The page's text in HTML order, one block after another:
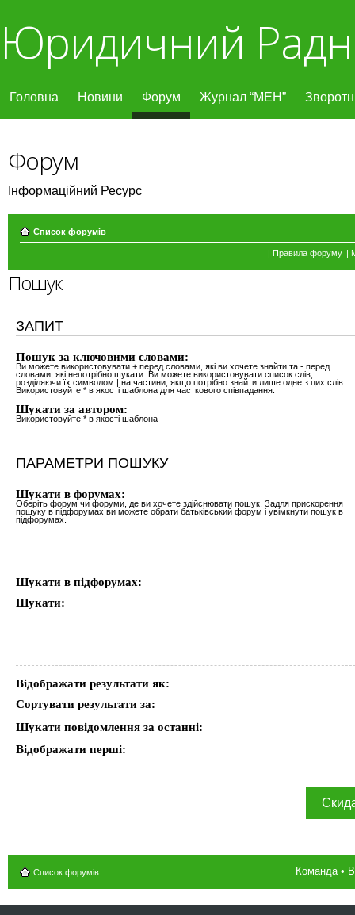
Юридичний
Головна Новини Форум Журнал “МЕН”
Форум
Інформаційний Ресурс
Список форумів
| Правила форуму |
Пошук
ЗАПИТ
Пошук за ключовими словами:
Ви можете використовувати + перед словами, які ви хочете знайти та - перед
словами, які непотрібно шукати. Ви можете використовувати список слів,
розділяючи їх символом | на частини, якщо потрібно знайти лише одне з цих слів.
Використовуйте * в якості шаблона для часткового співпадання.
Шукати за автором:
Використовуйте * в якості шаблона
ПАРАМЕТРИ ПОШУКУ
Шукати в форумах:
Оберіть форум чи форуми, де ви хочете здійснювати пошук. Задля прискорення
пошуку в підфорумах ви можете обрати батьківський форум і увімкнути пошук в
підфорумах.
Шукати в підфорумах:
Шукати:
Відображати результати як:
Сортувати результати за:
Шукати повідомлення за останні:
Відображати перші:
Список форумів Команда•